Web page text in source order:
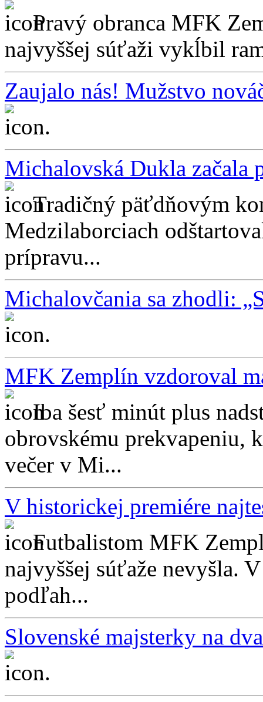
Pravý obranca MFK
najvyššej súťaži vykĺbil
Zaujalo nás! Mužstvo
...
Michalovská Dukla začala
Tradičný päťdňovým
Medzilaborciach
prípravu...
Michalovčania sa zhodli:
...
MFK Zemplín vzdoroval
Iba šesť minút plus
obrovskému prekvapeniu,
večer v Mi...
V historickej premiére
Futbalistom MFK
najvyššej súťaže nevyšla.
podľah...
Slovenské majsterky na
...